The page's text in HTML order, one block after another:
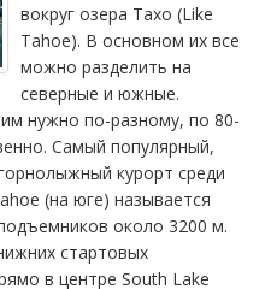
вокруг озера Тахо (Like
Tahoe). В основном их все
можно разделить на
северные и южные.
нужно по-разному, по 80-
Самый популярный,
курорт среди
(на юге) называется
около 3200 м.
стартовых
в центре South Lake